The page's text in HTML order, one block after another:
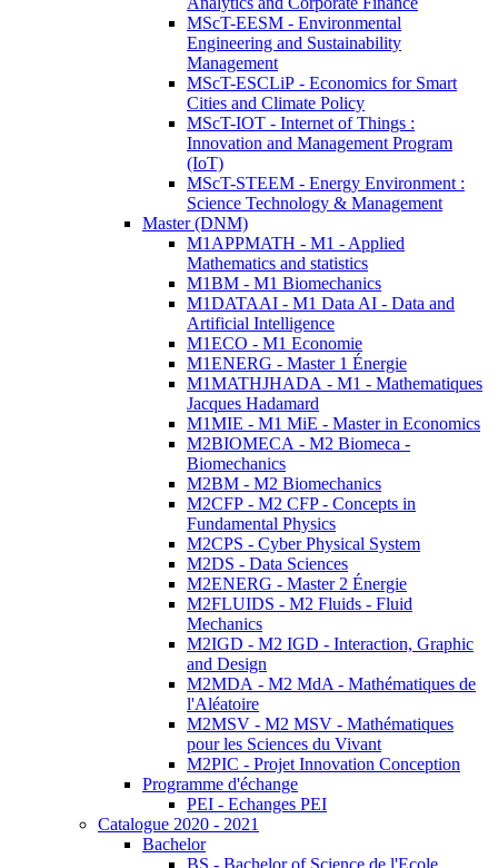
MScT-EESM - Environmental
Engineering and Sustainability
Management
MScT-ESCLiP - Economics for Smart
Cities and Climate Policy
MScT-IOT - Internet of Things :
Innovation and Management Program
(IoT)
MScT-STEEM - Energy Environment :
Science Technology & Management
Master (DNM)
M1APPMATH - M1 - Applied
Mathematics and statistics
M1BM - M1 Biomechanics
M1DATAAI - M1 Data AI - Data and
Artificial Intelligence
M1ECO - M1 Economie
M1ENERG - Master 1 Énergie
M1MATHJHADA - M1 - Mathematiques
Jacques Hadamard
M1MIE - M1 MiE - Master in Economics
M2BIOMECA - M2 Biomeca -
Biomechanics
M2BM - M2 Biomechanics
M2CFP - M2 CFP - Concepts in
Fundamental Physics
M2CPS - Cyber Physical System
M2DS - Data Sciences
M2ENERG - Master 2 Énergie
M2FLUIDS - M2 Fluids - Fluid
Mechanics
M2IGD - M2 IGD - Interaction, Graphic
and Design
M2MDA - M2 MdA - Mathématiques de
l'Aléatoire
M2MSV - M2 MSV - Mathématiques
pour les Sciences du Vivant
M2PIC - Projet Innovation Conception
Programme d'échange
PEI - Echanges PEI
Catalogue 2020 - 2021
Bachelor
BS - Bachelor of Science de l'Ecole